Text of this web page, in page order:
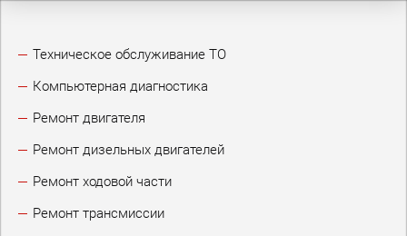
Техническое обслуживание ТО
Компьютерная диагностика
Ремонт двигателя
Ремонт дизельных двигателей
Ремонт ходовой части
Ремонт трансмиссии